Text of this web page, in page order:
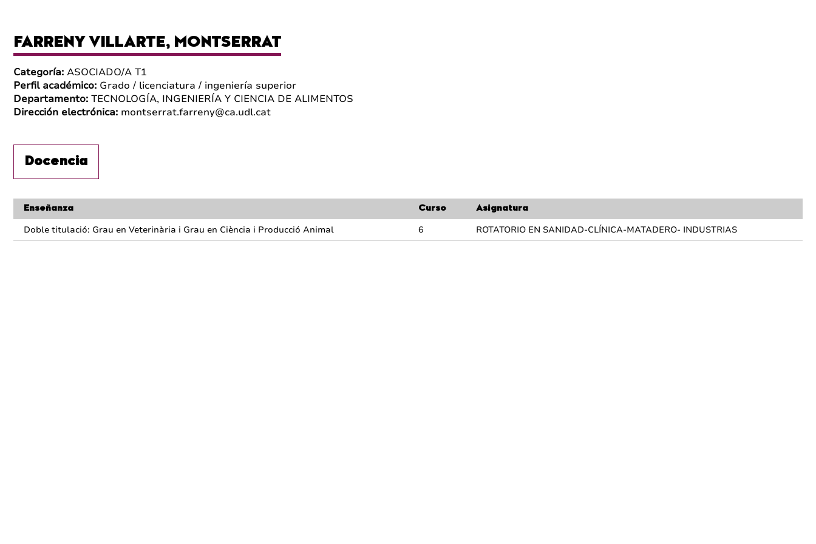
FARRENY VILLARTE, MONTSERRAT
Categoría: ASOCIADO/A T1
Perfil académico: Grado / licenciatura / ingeniería superior
Departamento: TECNOLOGÍA, INGENIERÍA Y CIENCIA DE ALIMENTOS
Dirección electrónica: montserrat.farreny@ca.udl.cat
Docencia
Enseñanza Curso Asignatura
Doble titulació: Grau en Veterinària i Grau en Ciència i Producció Animal 6 ROTATORIO EN SANIDAD-CLÍNICA-MATADERO- INDUSTRIAS